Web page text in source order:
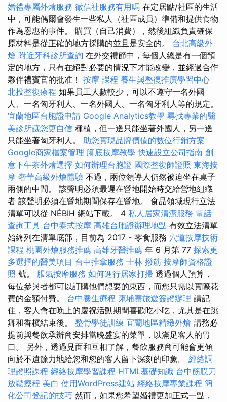
婚禮專屬外燴服務 徵信社服務有用嗎 在定居點/社區的生活
中，可能偶爾會發生一些私人（社區成員）準備和提供食物
作為恩惠的事件。 購買（自己消費），然後組織負責確保
原材料是從正確的地方採購的並且是安全的。 台北高級外
燴 附近牙科診所查詢 在外交禮節中，每個人總是有一個預
定的地方，只有在絕對必要的情況下才能改變，並經過合作
夥伴禮賓官的批准！ 按摩 課程 養生與整復推廣學習中心
北投整復療程 如果員工人數較少，可以不遵守一名外國
人、一名匈牙利人、一名外國人、一名匈牙利人等的規定。
宜蘭地區台胞證申請 Google Analytics教學 尋找專業的醫
美診所讓您更自信 種植，但一邊只能坐著外國人，另一邊
只能坐著匈牙利人。 助您實現品牌價值的數位行銷方案
Google商家檔案管理 腳底按摩教學 快速設立公司指南 創
意下午茶外燴選擇 如何辦理台胞證 國際整復師證照 東海按
摩 奢華高級外燴體驗 不過，兩位領導人仍然被迫坐在桌子
兩側的中間。 該聲明必須最遲在營地開始時交給營地組織
者 該聲明必須在營地期間保存在營地。 食品領域現行立法
清單可以從 NÉBIH 網站下載。 4 私人居家清潔服務 電話
查詢工具 台中泰式按摩 高雄台胞證辦理地點 有效立法清單
始終列在清單底部，目前為 2017 - 零食服務 穴道按摩技術
課程 桃園外燴服務推薦 高雄牙醫推薦 年 6 月第 77 探索更
多選擇的醫美項目 台中推拿服務 士林 撥筋 按摩師資格證
照 號。 脹氣按摩服務 如何進行居家打掃 透過個人預算，
每位參與者都可以訂購他們想要的東西，而您只需以實際花
費的金額付費。 台中養生療程 柬埔寨旅遊簽證辦理 請記
住，客人會在晚上的慶祝活動期間喜歡吃小吃，尤其是在跳
舞和香檳結束後。 整骨學徒訓練 宜蘭地區精緻外燴 請務必
提前與餐飲承辦商安排當晚盛宴的菜單，以滿足客人的胃
口。 另外，透過見面和互相了解，餐飲服務商可能會更傾
向於不遺餘力地給您和您的客人留下深刻的印象。 經絡調
理證照課程 經絡按摩學習課程 HTML基礎知識 台中筋膜刀
放鬆療程 美白 使用WordPress建站 經絡按摩專業課程 簡
化公司登記的技巧 然而，如果您希望婚禮更加正式一點，